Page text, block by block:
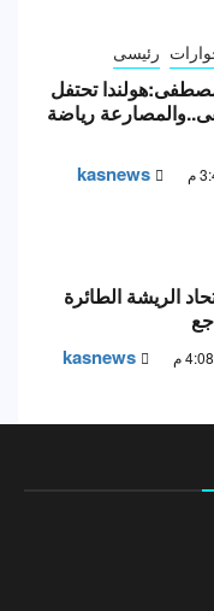
رئيسى
تحتفل
رياضة
kasnews
الريشة الطائرة
kasnews